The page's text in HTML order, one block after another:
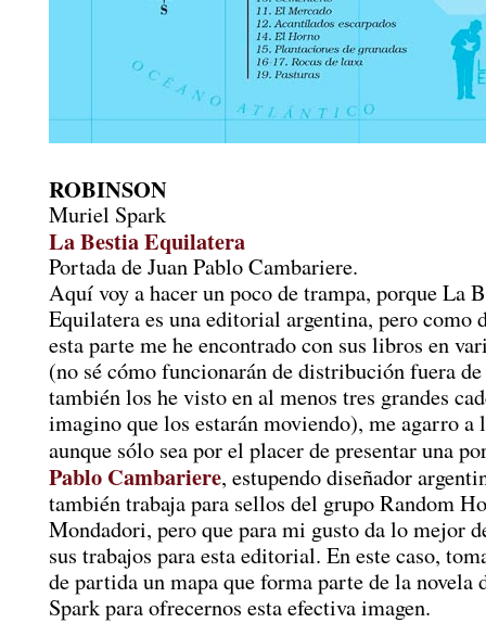
ROBINSON
Muriel Spark
La Bestia Equilatera
Portada de Juan Pablo Cambariere.
Aquí voy a hacer un poco de trampa, porque La
Equilatera es una editorial argentina, pero como
esta parte me he encontrado con sus libros en
(no sé cómo funcionarán de distribución fuera
también los he visto en al menos tres grandes
imagino que los estarán moviendo), me agarro a
aunque sólo sea por el placer de presentar una
Pablo Cambariere, estupendo diseñador
también trabaja para sellos del grupo Random
Mondadori, pero que para mi gusto da lo mejor
sus trabajos para esta editorial. En este caso,
de partida un mapa que forma parte de la novela
Spark para ofrecernos esta efectiva imagen.